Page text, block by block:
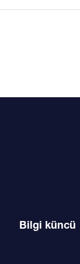
Bilgi küncü